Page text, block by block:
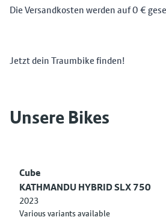
Die Versandkosten werden auf 0 €
Jetzt dein Traumbike finden!
Unsere Bikes
Cube
KATHMANDU HYBRID SLX 750
2023
Various variants available